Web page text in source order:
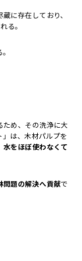
に存在しており、
る。
ため、その洗浄に大
は、木材パルプを
水をほぼ使わなくて
問題の解決へ貢献で